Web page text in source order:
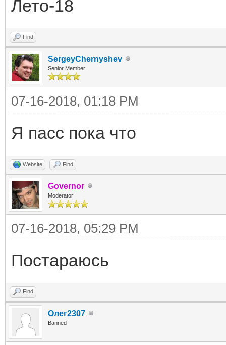
Лето-18
Find
SergeyChernyshev
Senior Member
07-16-2018, 01:18 PM
Я пасс пока что
Website Find
Governor
Moderator
07-16-2018, 05:29 PM
Постараюсь
Find
Олег2307
Banned